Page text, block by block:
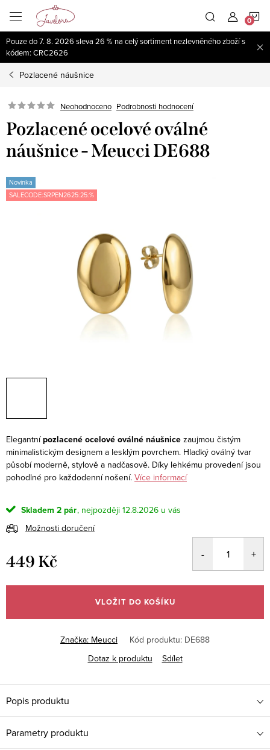
obsah
Pouze do 7. 8. 2026 sleva 26 % na celý sortiment nezlevněného zboží s
kódem: CRC2626
Pozlacené náušnice
Neohodnoceno Podrobnosti hodnocení
Pozlacené ocelové oválné
náušnice - Meucci DE688
Novinka
SALECODE:SRPEN2625:25:%
Elegantnípozlacené ocelové oválné náušnice zaujmou čistým
minimalistickým designem a lesklým povrchem. Hladký oválný tvar
působí moderně, stylově a nadčasově. Díky lehkému provedení jsou
pohodlné pro každodenní nošení. Více informací
Skladem 2 pár
12.8.2026
Možnosti doručení
449 Kč
cena:
VLOŽIT DO KOŠÍKU
Značka: Meucci Kód produktu: DE688
Dotaz k produktu
Sdílet
Popis produktu
Parametry produktu